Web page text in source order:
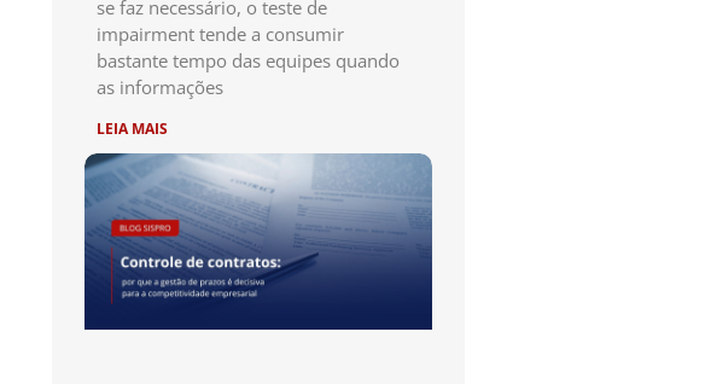
se faz necessário, o teste de
impairment tende a consumir
bastante tempo das equipes quando
as informações
LEIA MAIS